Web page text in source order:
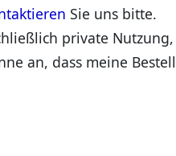
Sie uns bitte.
private
an, dass meine